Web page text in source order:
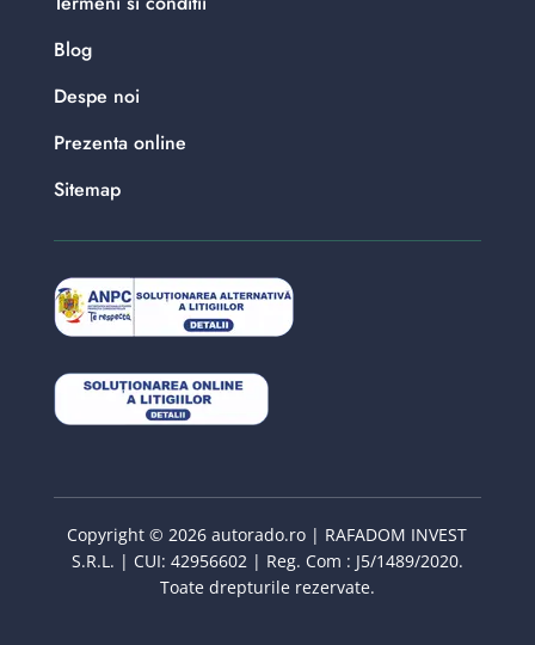
Blog
Despe noi
Prezenta online
Sitemap
Copyright © 2026 autorado.ro | RAFADOM INVEST
S.R.L. | CUI: 42956602 | Reg. Com : J5/1489/2020.
Toate drepturile rezervate.